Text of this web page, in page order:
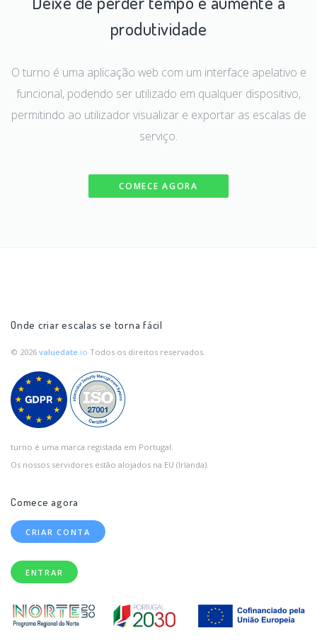
produtividade
O turno é uma aplicação web com um interface apelativo e
funcional, podendo ser utilizado em qualquer dispositivo,
permitindo ao utilizador visualizar e exportar as escalas de
serviço.
COMECE AGORA
Onde criar escalas se torna fácil
© 2026 valuedate.io Todos os direitos reservados.
turno é uma marca registada em Portugal.
Os nossos servidores estão alojados na EU (Irlanda).
Comece agora
CRIAR CONTA
ENTRAR